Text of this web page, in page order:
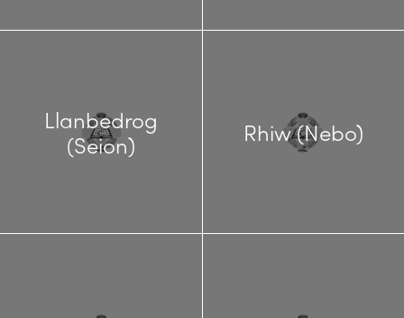
Llanbedrog
(Seion)
Rhiw (Nebo)